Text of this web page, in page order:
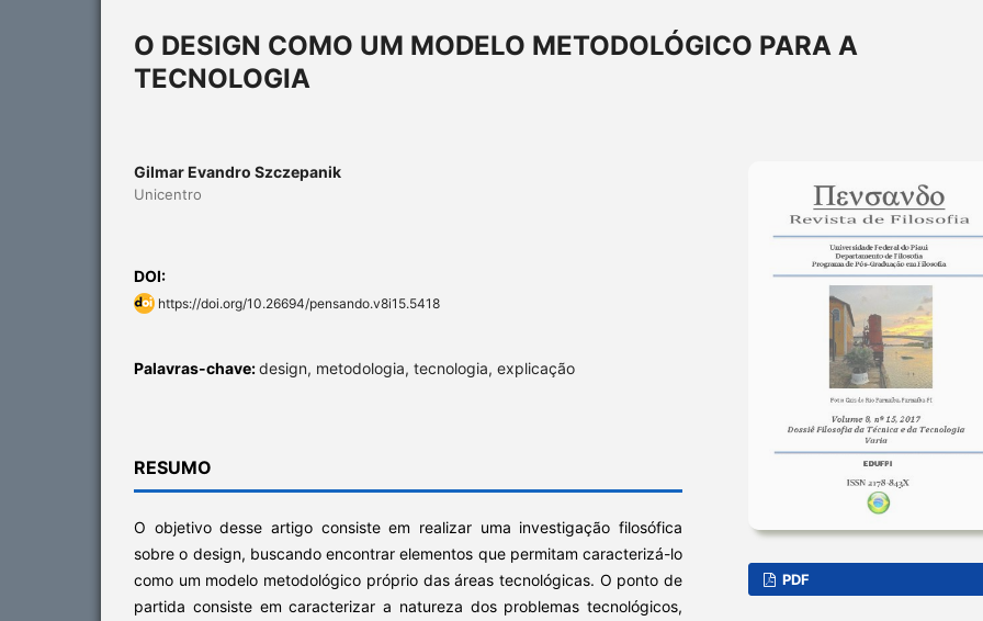
O DESIGN COMO UM MODELO METODOLÓGICO PARA A
TECNOLOGIA
Gilmar Evandro Szczepanik
Unicentro
DOI:
https://doi.org/10.26694/pensando.v8i15.5418
Palavras-chave:design, metodologia, tecnologia, explicação
RESUMO
O objetivo desse artigo consiste em realizar uma investigação filosófica
sobre o design, buscando encontrar elementos que permitam caracterizá-lo
como um modelo metodológico próprio das áreas tecnológicas. O ponto de
partida consiste em caracterizar a natureza dos problemas tecnológicos,
PDF